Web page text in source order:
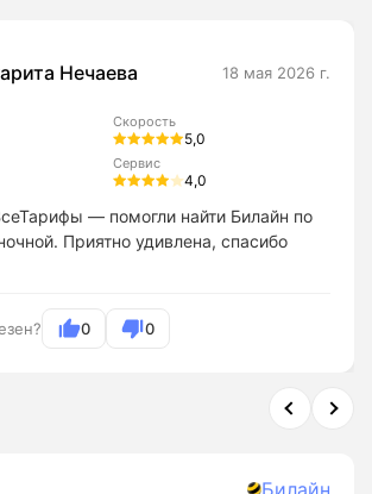
Нечаева 18 мая 2026 г.
Скорость
5,0
Сервис
4,0
— помогли найти Билайн по
Приятно удивлена, спасибо
0 0
Билайн